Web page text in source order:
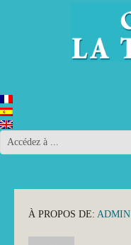
À PROPOS DE: ADMIN